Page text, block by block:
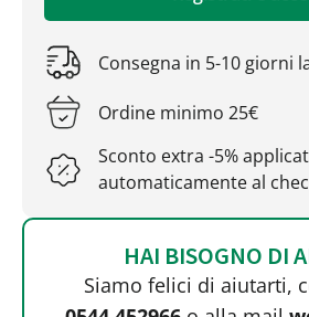
Consegna in 5-10 giorni
Ordine minimo 25€
Sconto extra -5%
automaticamente al
HAI BISOGNO DI
Siamo felici di aiutarti,